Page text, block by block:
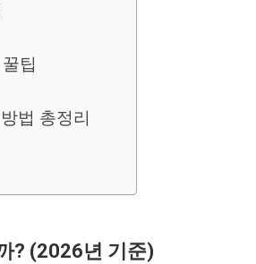
팁
법 총정리
? (2026년 기준)